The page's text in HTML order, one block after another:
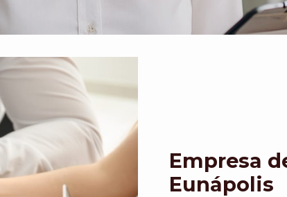
Empresa
Eunápolis